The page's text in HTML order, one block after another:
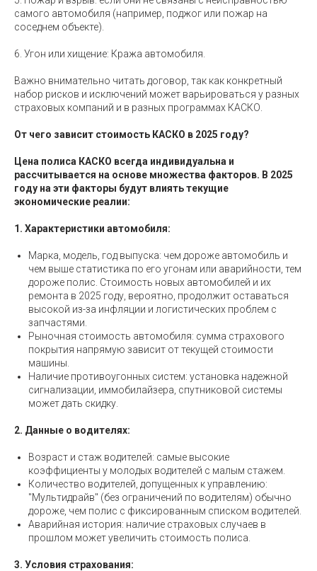
самого автомобиля (например, поджог или пожар на
соседнем объекте).
6. Угон или хищение: Кража автомобиля.
Важно внимательно читать договор, так как конкретный
набор рисков и исключений может варьироваться у разных
страховых компаний и в разных программах КАСКО.
От чего зависит стоимость КАСКО в 2025 году?
Цена полиса КАСКО всегда индивидуальна и
рассчитывается на основе множества факторов. В 2025
году на эти факторы будут влиять текущие
экономические реалии:
1. Характеристики автомобиля:
Марка, модель, год выпуска: чем дороже автомобиль и
чем выше статистика по его угонам или аварийности, тем
дороже полис. Стоимость новых автомобилей и их
ремонта в 2025 году, вероятно, продолжит оставаться
высокой из-за инфляции и логистических проблем с
запчастями.
Рыночная стоимость автомобиля: сумма страхового
покрытия напрямую зависит от текущей стоимости
машины.
Наличие противоугонных систем: установка надежной
сигнализации, иммобилайзера, спутниковой системы
может дать скидку.
2. Данные о водителях:
Возраст и стаж водителей: самые высокие
коэффициенты у молодых водителей с малым стажем.
Количество водителей, допущенных к управлению:
"Мультидрайв" (без ограничений по водителям) обычно
дороже, чем полис с фиксированным списком водителей.
Аварийная история: наличие страховых случаев в
прошлом может увеличить стоимость полиса.
3. Условия страхования: